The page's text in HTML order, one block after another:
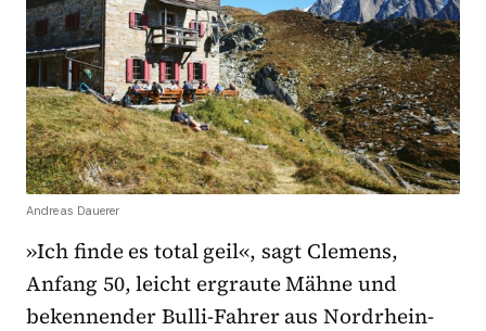
Andreas Dauerer
»Ich finde es total geil«, sagt Clemens,
Anfang 50, leicht ergraute Mähne und
bekennender Bulli-Fahrer aus Nordrhein-